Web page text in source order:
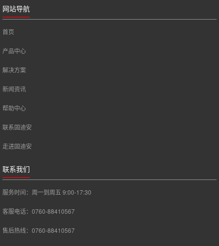
网站导航
首页
产品中心
解决方案
新闻资讯
帮助中心
联系固迪安
走进固迪安
联系我们
服务时间：周一到周五 9:00-17:30
客服电话：0760-88410567
售后热线：0760-88410567